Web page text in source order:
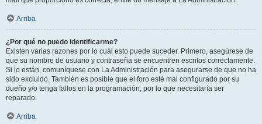
Arriba
¿Por qué no puedo identificarme?
Existen varias razones por lo cuál esto puede suceder. Primero, asegúrese de
que su nombre de usuario y contraseña se encuentren escritos correctamente.
Si lo están, comuníquese con La Administración para asegurarse de que no ha
sido excluido. También es posible que el foro esté mal configurado por su
dueño y/o tenga fallos en la programación, por lo que necesitaría ser
reparado.
Arriba